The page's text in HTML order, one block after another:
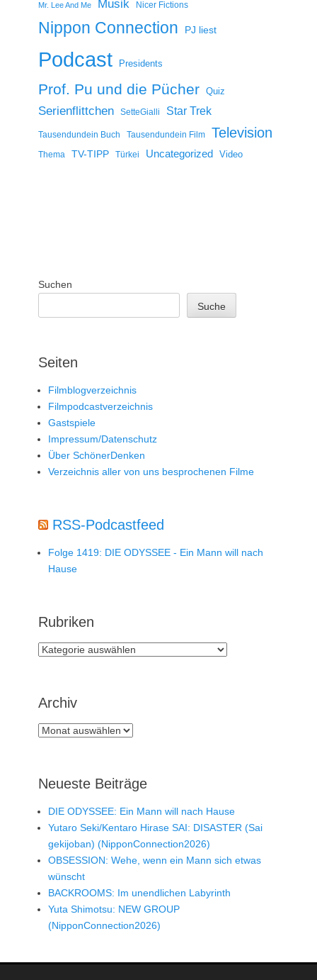
Mr. Lee And Me Musik Nicer Fictions
Nippon Connection PJ liest
Podcast Presidents
Prof. Pu und die Pücher Quiz
Serienflittchen SetteGialli Star Trek
Tausendundein Buch Tausendundein Film Television
Thema TV-TIPP Türkei Uncategorized Video
Suchen
Suche
Seiten
Filmblogverzeichnis
Filmpodcastverzeichnis
Gastspiele
Impressum/Datenschutz
Über SchönerDenken
Verzeichnis aller von uns besprochenen Filme
RSS-Podcastfeed
Folge 1419: DIE ODYSSEE - Ein Mann will nach
Hause
Rubriken
Rubriken
Archiv
Archiv
Neueste Beiträge
DIE ODYSSEE: Ein Mann will nach Hause
Yutaro Seki/Kentaro Hirase SAI: DISASTER (Sai
gekijoban) (NipponConnection2026)
OBSESSION: Wehe, wenn ein Mann sich etwas
wünscht
BACKROOMS: Im unendlichen Labyrinth
Yuta Shimotsu: NEW GROUP
(NipponConnection2026)